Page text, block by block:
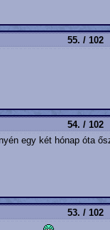
55. / 102
54. / 102
egy két hónap óta
53. / 102